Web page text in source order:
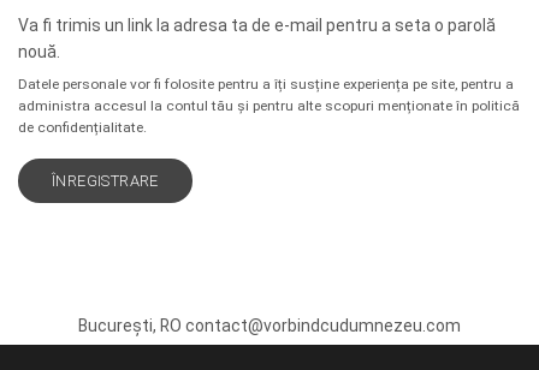
Va fi trimis un link la adresa ta de e-mail pentru a seta o parolă
nouă.
Datele personale vor fi folosite pentru a îți susține experiența pe site, pentru a
administra accesul la contul tău și pentru alte scopuri menționate în politică
de confidențialitate
ÎNREGISTRARE
București, RO contact@vorbindcudumnezeu.com